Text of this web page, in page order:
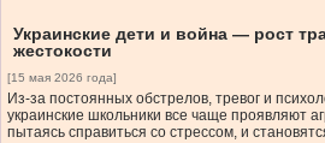
Украинские дети и война — рост
жестокости
[15 мая 2026 года]
Из-за постоянных обстрелов, тревог и
украинские школьники все чаще проявляют
пытаясь справиться со стрессом, и